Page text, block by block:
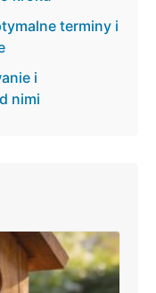
terminy i
i
nimi